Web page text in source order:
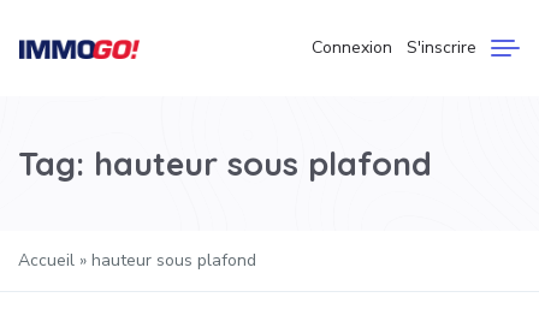
Connexion S'inscrire
Tag: hauteur sous plafond
Accueil » hauteur sous plafond